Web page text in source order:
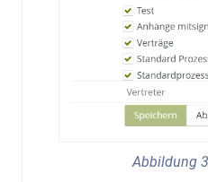
Abbildung